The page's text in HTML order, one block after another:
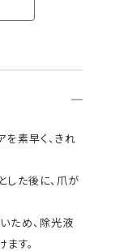
を素早く、きれ
した後に、爪が
ため、除光液
す。